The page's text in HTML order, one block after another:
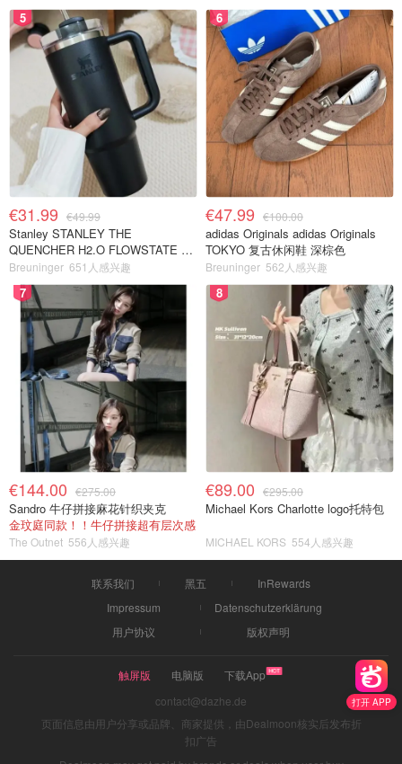
打开 APP
5
€31.99 €49.99
Stanley STANLEY THE
QUENCHER H2.O FLOWSTATE 保
温杯 1.18L 黑色
Breuninger 651人感兴趣
6
€47.99 €100.00
adidas Originals adidas Originals
TOKYO 复古休闲鞋 深棕色
Breuninger 562人感兴趣
7
€144.00 €275.00
Sandro 牛仔拼接麻花针织夹克
金玟庭同款！！牛仔拼接超有层次感
The Outnet 556人感兴趣
8
€89.00 €295.00
Michael Kors Charlotte logo托特包
MICHAEL KORS 554人感兴趣
联系我们 黑五
InRewards
Impressum
Datenschutzerklärung
用户协议
版权声明
触屏版 电脑版
下载App
contact@dazhe.de
页面信息由用户分享或品牌、商家提供，由Dealmoon核实后发布折
扣广告